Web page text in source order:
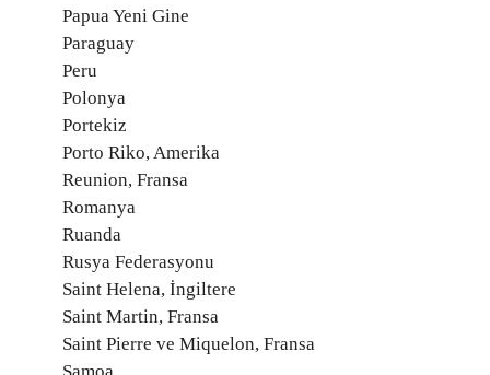
Papua Yeni Gine
Paraguay
Peru
Polonya
Portekiz
Porto Riko, Amerika
Reunion, Fransa
Romanya
Ruanda
Rusya Federasyonu
Saint Helena, İngiltere
Saint Martin, Fransa
Saint Pierre ve Miquelon, Fransa